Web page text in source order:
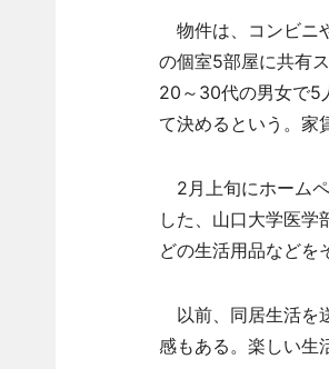
物件は、コンビニ
の個室5部屋に共有
20～30代の男女で5
て決めるという。家
2月上旬にホーム
した、山口大学医学
どの生活用品などを
以前、同居生活を
感もある。楽しい生